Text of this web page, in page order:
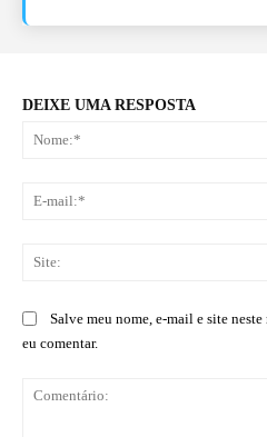
DEIXE UMA RESPOSTA
Salve meu nome, e-mail e site
eu comentar.